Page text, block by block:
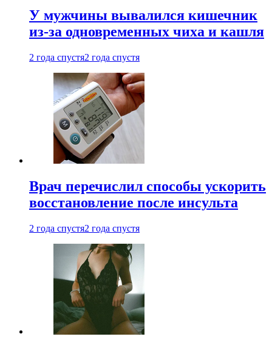
У мужчины вывалился кишечник
из-за одновременных чиха и кашля
2 года спустя2 года спустя
Врач перечислил способы ускорить
восстановление после инсульта
2 года спустя2 года спустя